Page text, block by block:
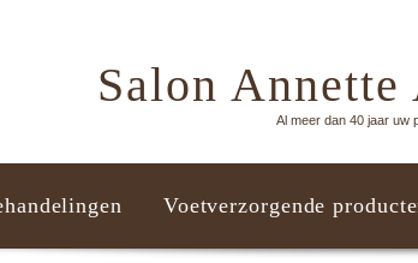
Salon
Al meer dan 40 jaar uw
Voetverzorgende